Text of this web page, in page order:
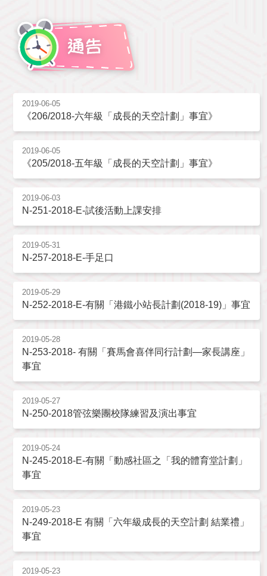
2019-06-05
《206/2018-六年級「成長的天空計劃」事宜》
2019-06-05
《205/2018-五年級「成長的天空計劃」事宜》
2019-06-03
N-251-2018-E-試後活動上課安排
2019-05-31
N-257-2018-E-手足口
2019-05-29
N-252-2018-E-有關「港鐵小站長計劃(2018-19)」事宜
2019-05-28
N-253-2018- 有關「賽馬會喜伴同行計劃—家長講座」
事宜
2019-05-27
N-250-2018管弦樂團校隊練習及演出事宜
2019-05-24
N-245-2018-E-有關「動感社區之「我的體育堂計劃」
事宜
2019-05-23
N-249-2018-E 有關「六年級成長的天空計劃 結業禮」
事宜
2019-05-23